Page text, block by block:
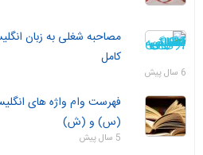
مصاحبه شغلی به زبان
کامل
6 سال پیش
(س) و (ش)
5 سال پیش